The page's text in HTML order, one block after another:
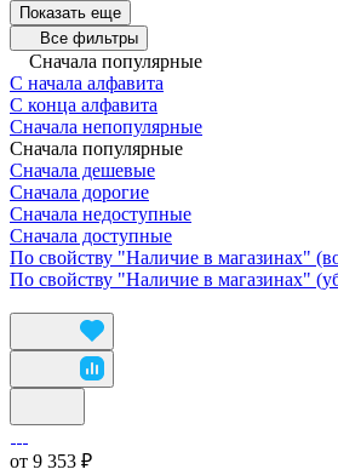
Показать еще
Все фильтры
Сначала популярные
С начала алфавита
С конца алфавита
Сначала непопулярные
Сначала популярные
Сначала дешевые
Сначала дорогие
Сначала недоступные
Сначала доступные
По свойству "Наличие в магазинах"
По свойству "Наличие в магазинах"
от 9 353 ₽